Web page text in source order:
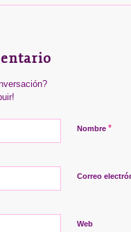
Nombre *
Correo
Web